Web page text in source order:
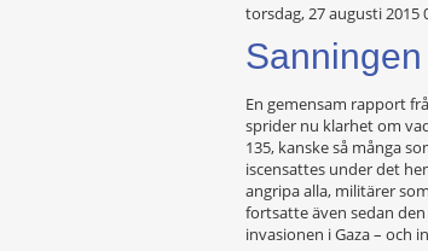
torsdag, 27 augusti 2015
En gemensam rapport
sprider nu klarhet om
135, kanske så många
iscensattes under det
angripa alla, militärer
fortsatte även sedan
invasionen i Gaza – och